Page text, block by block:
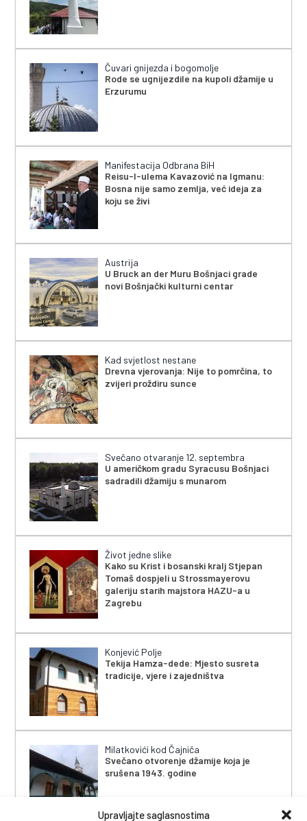
Upravljajte saglasnostima
Čuvari gnijezda i bogomolje
Rode se ugnijezdile na kupoli džamije u
Erzurumu
Manifestacija Odbrana BiH
Reisu-l-ulema Kavazović na Igmanu:
Bosna nije samo zemlja, već ideja za
koju se živi
Austrija
U Bruck an der Muru Bošnjaci grade
novi Bošnjački kulturni centar
Kad svjetlost nestane
Drevna vjerovanja: Nije to pomrčina, to
zvijeri proždiru sunce
Svečano otvaranje 12. septembra
U američkom gradu Syracusu Bošnjaci
sadradili džamiju s munarom
Život jedne slike
Kako su Krist i bosanski kralj Stjepan
Tomaš dospjeli u Strossmayerovu
galeriju starih majstora HAZU-a u
Zagrebu
Konjević Polje
Tekija Hamza-dede: Mjesto susreta
tradicije, vjere i zajedništva
Milatkovići kod Čajniča
Svečano otvorenje džamije koja je
srušena 1943. godine